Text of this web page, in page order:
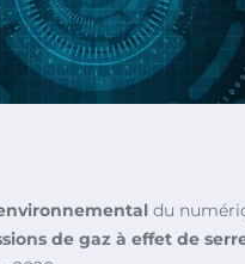
du
de gaz à effet de